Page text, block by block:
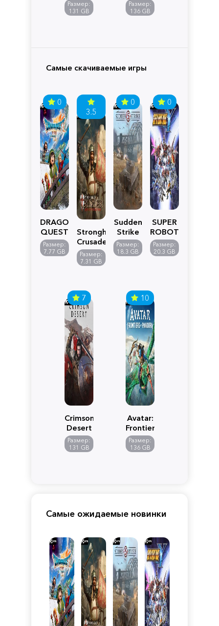
Размер:
131 GB
Pandora
Размер:
136 GB
Самые скачиваемые игры
0
DRAGON
QUEST
VII
Reimagined
Размер:
7.77 GB
3.5
Stronghold
Crusader:
Definitive
Edition
Размер:
7.31 GB
0
Sudden
Strike
5
Размер:
18.3 GB
0
SUPER
ROBOT
WARS
Y
Размер:
20.3 GB
7
Crimson
Desert
Размер:
131 GB
10
Avatar:
Frontiers
of
Pandora
Размер:
136 GB
Самые ожидаемые новинки